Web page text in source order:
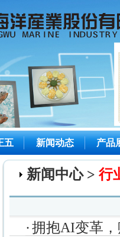
五 新闻动态 产品
新闻中心 > 行
·拥抱AI变革